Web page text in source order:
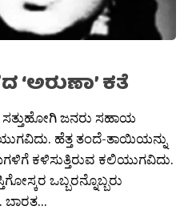
ಕತೆ
ಜನರು ಸಹಾಯ
ಹೆತ್ತ ತಂದೆ-ತಾಯಿಯನ್ನು
ಕಳಿಸುತ್ತಿರುವ ಕಲಿಯುಗವಿದು.
ಒಬ್ಬರನ್ನೊಬ್ಬರು